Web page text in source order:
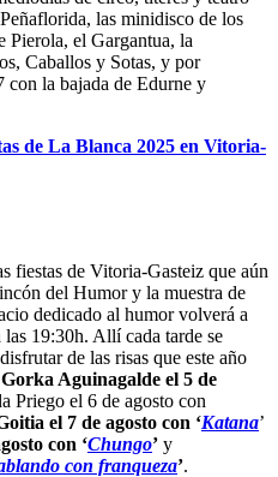
las minidisco de los
Pierola, el Gargantua, la
Caballos y Sotas, y por
con la bajada de Edurne y
de La Blanca 2025 en Vitoria-
fiestas de Vitoria-Gasteiz que aún
del Humor y la muestra de
dedicado al humor volverá a
19:30h. Allí cada tarde se
de las risas que este año
Aguinagalde el 5 de
Priego el 6 de agosto con
el 7 de agosto con ‘Katana’
con ‘Chungo’ y
con franqueza’.